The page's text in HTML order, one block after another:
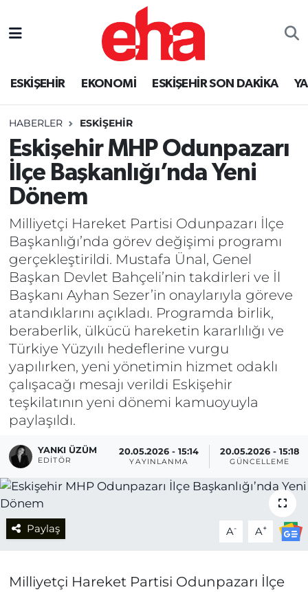
ESKİŞEHİR EKONOMİ ESKİŞEHİR SON DAKİKA
HABERLER ESKİŞEHİR
Eskişehir MHP Odunpazarı
İlçe Başkanlığı’nda Yeni
Dönem
Milliyetçi Hareket Partisi Odunpazarı İlçe
Başkanlığı’nda görev değişimi programı
gerçekleştirildi. Mustafa Ünal, Genel
Başkan Devlet Bahçeli’nin takdirleri ve İl
Başkanı Ayhan Sezer’in onaylarıyla göreve
atandıklarını açıkladı. Programda birlik,
beraberlik, ülkücü hareketin kararlılığı ve
Türkiye Yüzyılı hedeflerine vurgu
yapılırken, yeni yönetimin hizmet odaklı
çalışacağı mesajı verildi Eskişehir
teşkilatının yeni dönemi kamuoyuyla
paylaşıldı.
YANKI ÜZÜM
EDITÖR
20.05.2026 - 15:14
YAYINLANMA
20.05.2026 - 15:18
GÜNCELLEME
Paylaş A- A+
Milliyetçi Hareket Partisi Odunpazarı İlçe